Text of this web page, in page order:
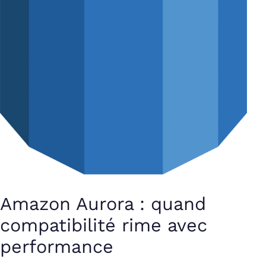
Amazon Aurora : quand
compatibilité rime avec
performance